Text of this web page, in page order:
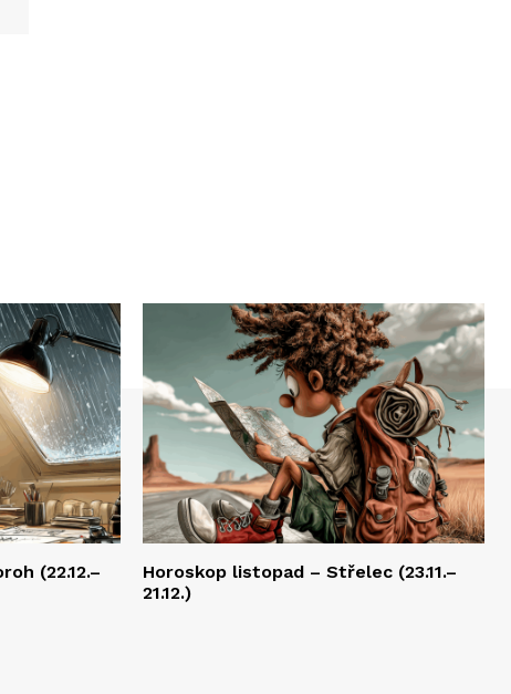
(22.12.–
Horoskop listopad – Střelec (23.11.–
21.12.)